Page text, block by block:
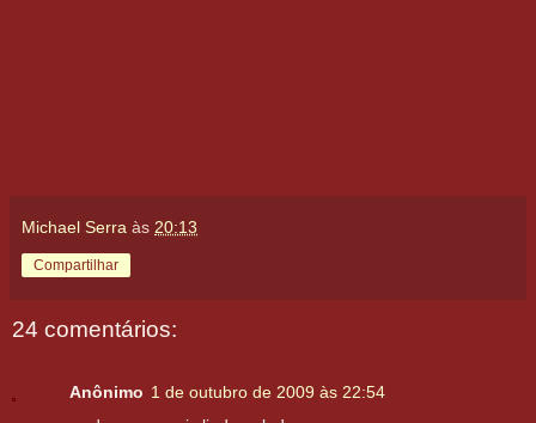
Michael Serra às 20:13
Compartilhar
24 comentários:
Anônimo 1 de outubro de 2009 às 22:54